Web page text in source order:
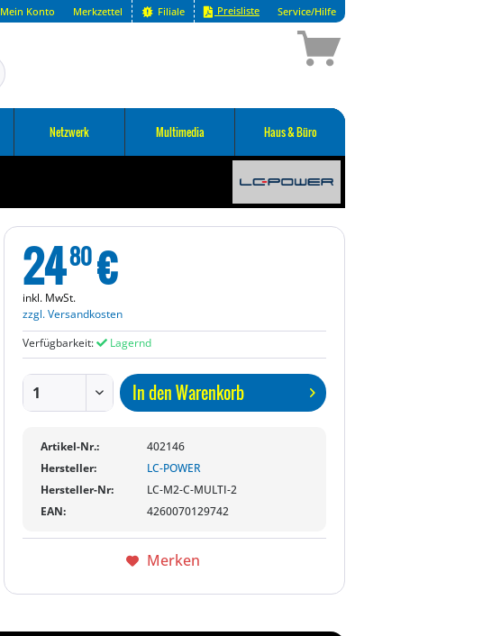
Mein Konto Merkzettel Filiale Preisliste Service/Hilfe
Netzwerk Multimedia Haus & Büro
2480€
inkl. MwSt.
zzgl. Versandkosten
Verfügbarkeit:
Lagernd
In denWarenkorb
Artikel-Nr.:
402146
Hersteller:
LC-POWER
Hersteller-Nr:
LC-M2-C-MULTI-2
EAN:
4260070129742
Merken